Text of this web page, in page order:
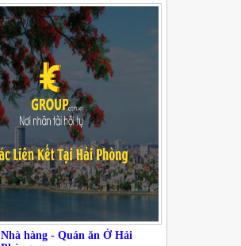
Nhà hàng - Quán ăn Ở Hải